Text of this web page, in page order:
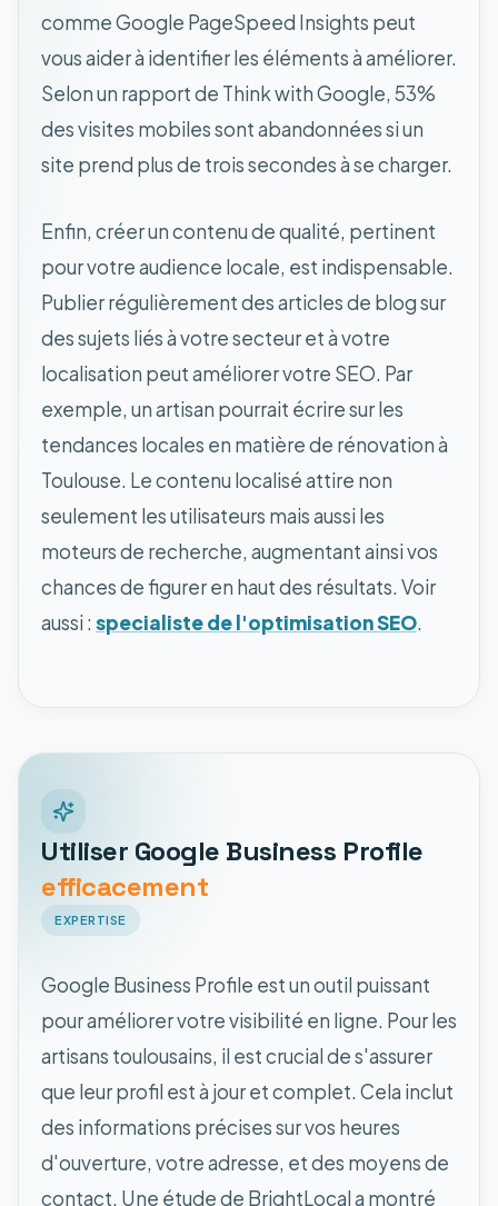
comme Google PageSpeed Insights peut
vous aider à identifier les éléments à améliorer.
Selon un rapport de Think with Google, 53%
des visites mobiles sont abandonnées si un
site prend plus de trois secondes à se charger.
Enfin, créer un contenu de qualité, pertinent
pour votre audience locale, est indispensable.
Publier régulièrement des articles de blog sur
des sujets liés à votre secteur et à votre
localisation peut améliorer votre SEO. Par
exemple, un artisan pourrait écrire sur les
tendances locales en matière de rénovation à
Toulouse. Le contenu localisé attire non
seulement les utilisateurs mais aussi les
moteurs de recherche, augmentant ainsi vos
chances de figurer en haut des résultats. Voir
aussi : specialiste de l'optimisation SEO.
Utiliser Google Business Profile
efficacement
EXPERTISE
Google Business Profile est un outil puissant
pour améliorer votre visibilité en ligne. Pour les
artisans toulousains, il est crucial de s'assurer
que leur profil est à jour et complet. Cela inclut
des informations précises sur vos heures
d'ouverture, votre adresse, et des moyens de
contact. Une étude de BrightLocal a montré